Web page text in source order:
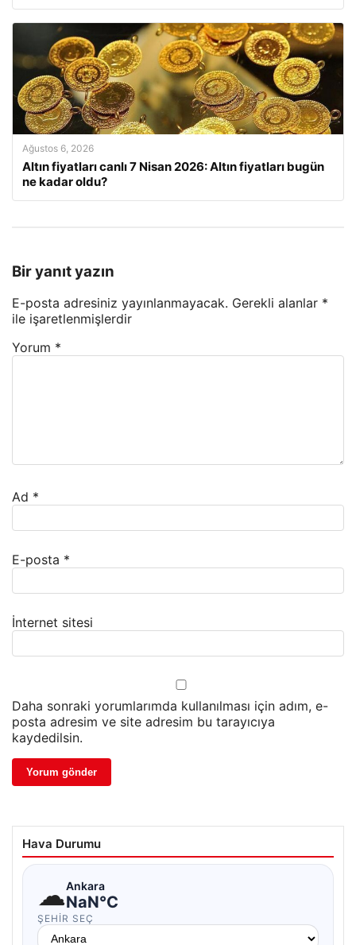
Ağustos 6, 2026
Altın fiyatları canlı 7 Nisan 2026: Altın fiyatları bugün
ne kadar oldu?
Bir yanıt yazın
E-posta adresiniz yayınlanmayacak. Gerekli alanlar *
ile işaretlenmişlerdir
Yorum *
Ad *
E-posta *
İnternet sitesi
Daha sonraki yorumlarımda kullanılması için adım, e-
posta adresim ve site adresim bu tarayıcıya
kaydedilsin.
Hava Durumu
☁Ankara
NaN°C
ŞEHIR SEÇ